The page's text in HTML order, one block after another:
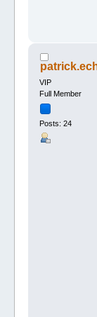
VIP
Full Member
Posts: 24